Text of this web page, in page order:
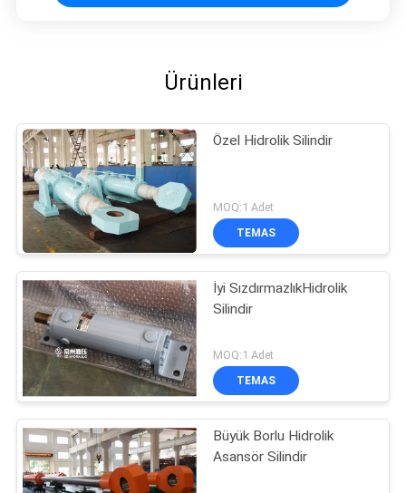
Ürünleri
Özel Hidrolik Silindir
MOQ:1 Adet
TEMAS
İyi SızdırmazlıkHidrolik
Silindir
MOQ:1 Adet
TEMAS
Büyük Borlu Hidrolik
Asansör Silindir